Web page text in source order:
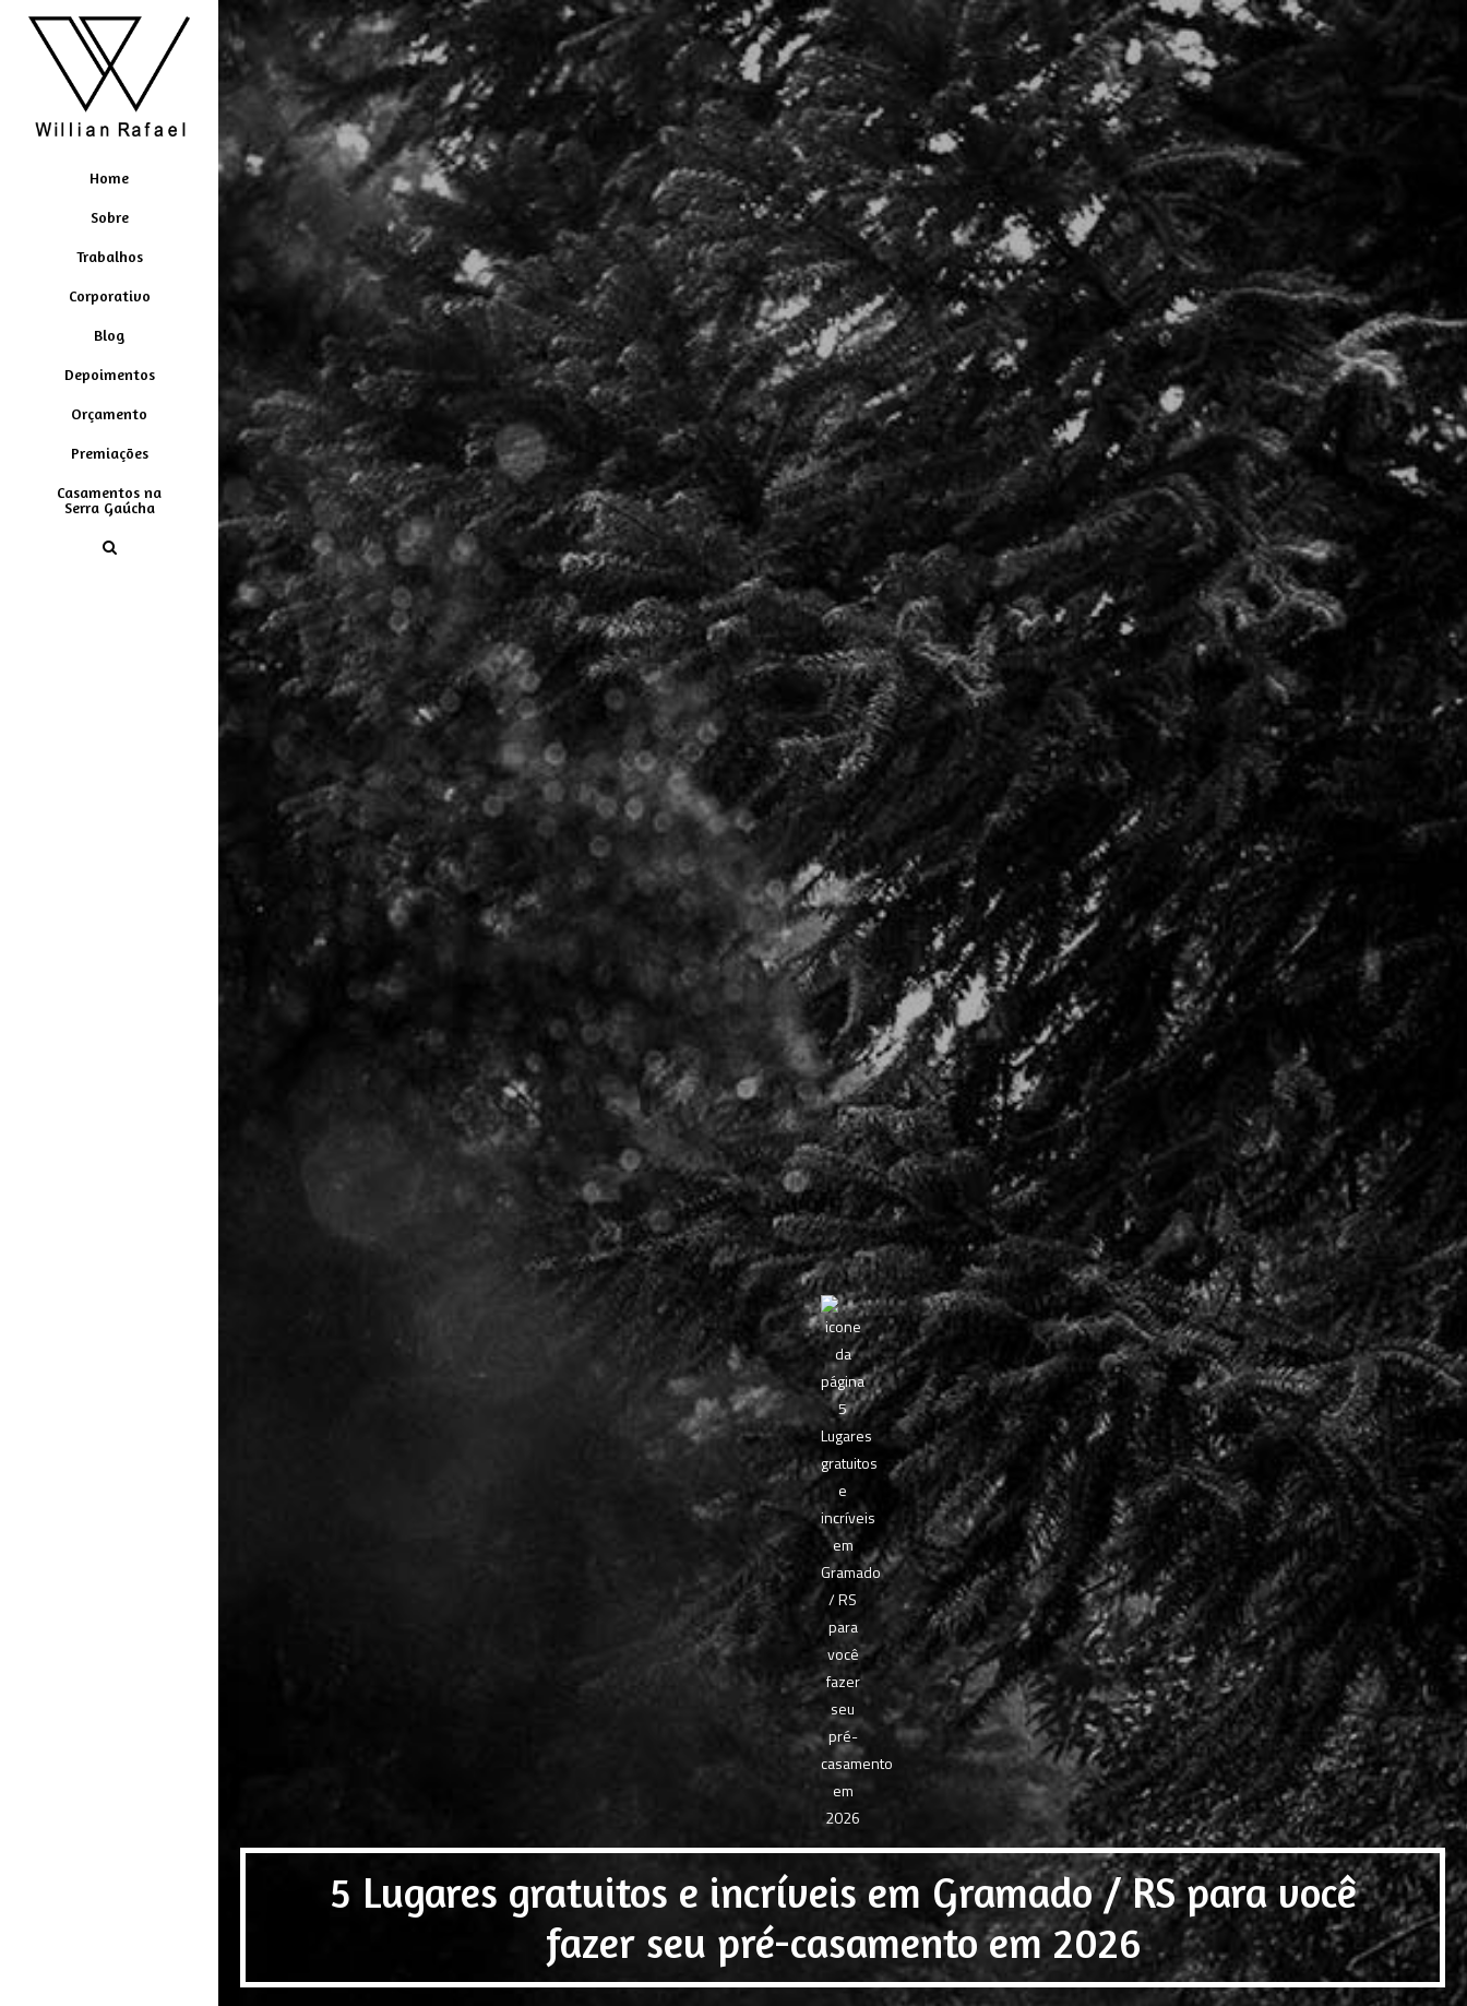
Home
Sobre
Trabalhos
Corporativo
Blog
Depoimentos
Orçamento
Premiações
Casamentos na
Serra Gaúcha
5 Lugares gratuitos e incríveis em Gramado / RS para você
fazer seu pré-casamento em 2026